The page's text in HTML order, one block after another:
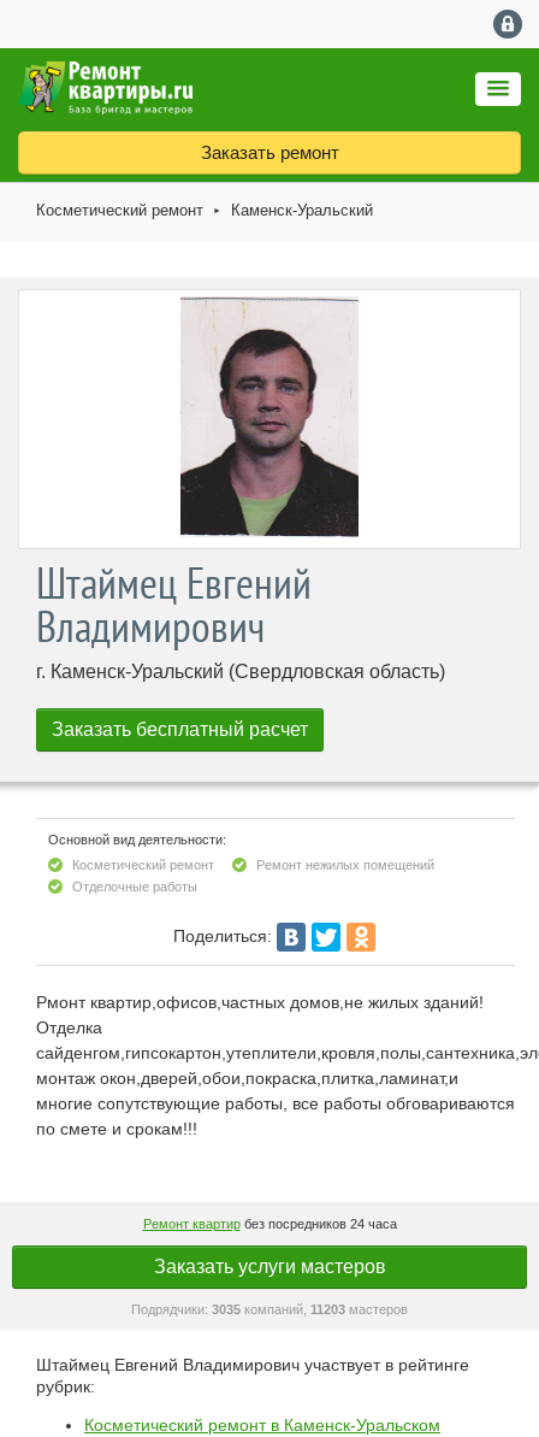
Заказать ремонт
Косметический ремонт ► Каменск-Уральский
Штаймец Евгений
Владимирович
г. Каменск-Уральский (Свердловская область)
Основной вид деятельности:
Косметический ремонт
Ремонт нежилых помещений
Отделочные работы
Поделиться:
Рмонт квартир,офисов,частных домов,не жилых зданий!
Отделка
монтаж окон,дверей,обои,покраска,плитка,ламинат,и
многие сопутствующие работы, все работы обговариваются
по смете и срокам!!!
Ремонт квартирбез посредников 24 часа
Заказать услуги мастеров
Подрядчики: 3035 компаний, 11203 мастеров
Штаймец Евгений Владимирович участвует в рейтинге
рубрик:
Косметический ремонт в Каменск-Уральском